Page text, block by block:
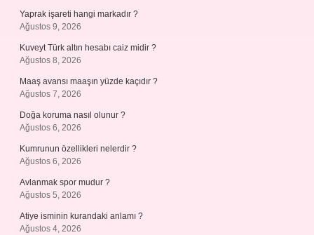
Yaprak işareti hangi markadır ?
Ağustos 9, 2026
Kuveyt Türk altın hesabı caiz midir ?
Ağustos 8, 2026
Maaş avansı maaşın yüzde kaçıdır ?
Ağustos 7, 2026
Doğa koruma nasıl olunur ?
Ağustos 6, 2026
Kumrunun özellikleri nelerdir ?
Ağustos 6, 2026
Avlanmak spor mudur ?
Ağustos 5, 2026
Atiye isminin kurandaki anlamı ?
Ağustos 4, 2026